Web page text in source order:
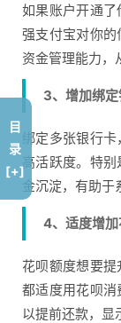
如果账户开通
强支付宝对你
资金管理能力，
3、增加绑
绑定多张银行
高活跃度。特
金沉淀，有助
4、适度增
花呗额度想要
都适度用花呗
以提前还款，显
目
录
[+]